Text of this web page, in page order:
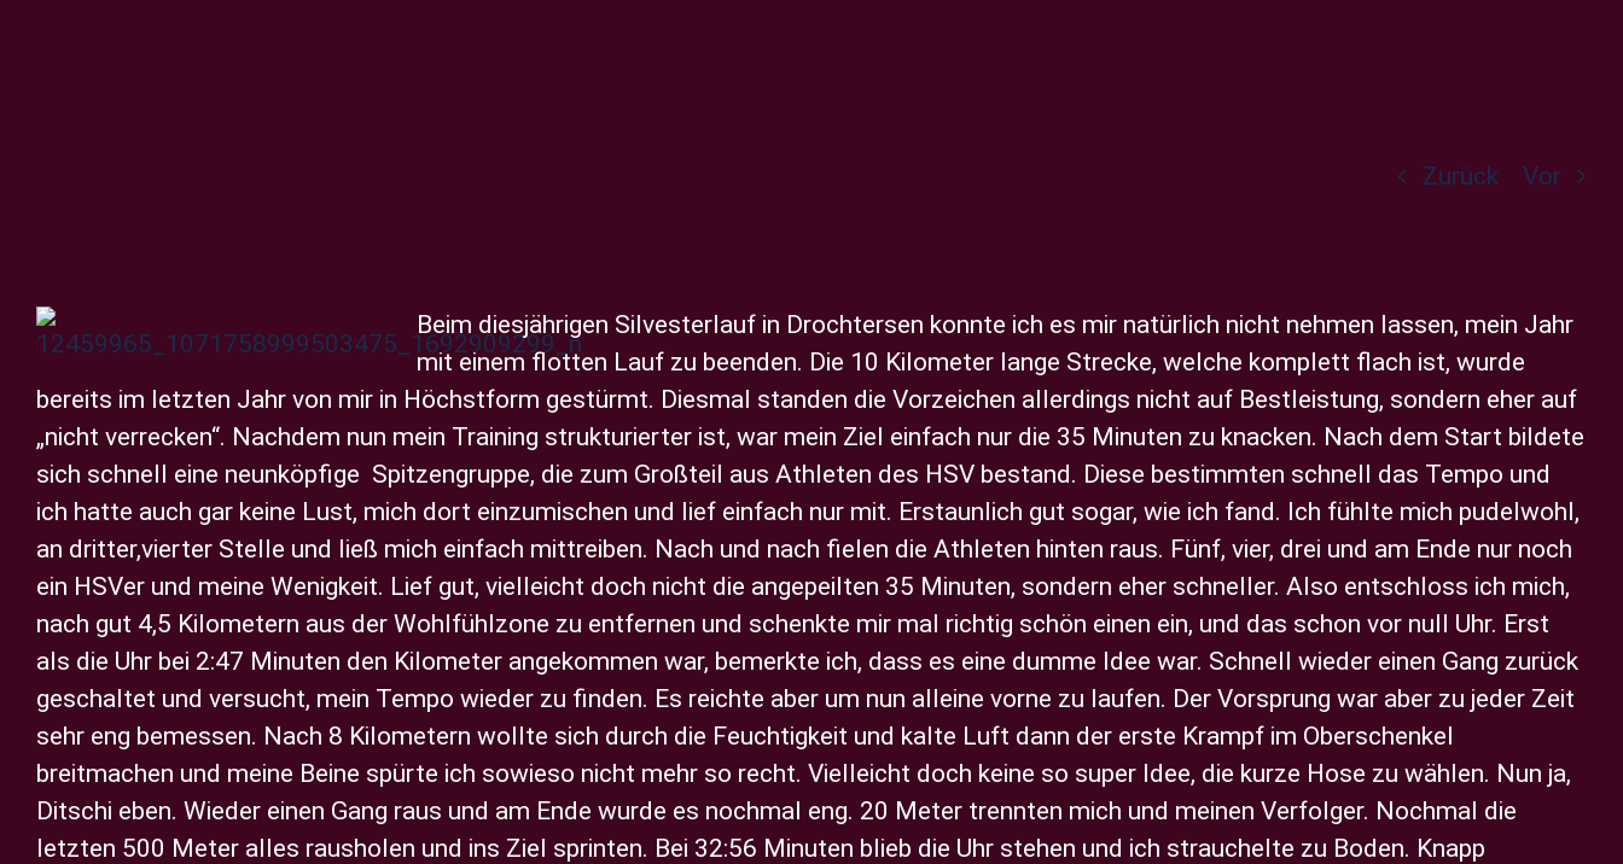
Zurück Vor
grösseres
Bild
Beim diesjährigen Silvesterlauf in Drochtersen konnte ich es mir natürlich nicht nehmen lassen, mein Jahr
mit einem flotten Lauf zu beenden. Die 10 Kilometer lange Strecke, welche komplett flach ist, wurde
bereits im letzten Jahr von mir in Höchstform gestürmt. Diesmal standen die Vorzeichen allerdings nicht auf Bestleistung, sondern eher auf
„nicht verrecken“. Nachdem nun mein Training strukturierter ist, war mein Ziel einfach nur die 35 Minuten zu knacken. Nach dem Start bildete
sich schnell eine neunköpfige Spitzengruppe, die zum Großteil aus Athleten des HSV bestand. Diese bestimmten schnell das Tempo und
ich hatte auch gar keine Lust, mich dort einzumischen und lief einfach nur mit. Erstaunlich gut sogar, wie ich fand. Ich fühlte mich pudelwohl,
an dritter,vierter Stelle und ließ mich einfach mittreiben. Nach und nach fielen die Athleten hinten raus. Fünf, vier, drei und am Ende nur noch
ein HSVer und meine Wenigkeit. Lief gut, vielleicht doch nicht die angepeilten 35 Minuten, sondern eher schneller. Also entschloss ich mich,
nach gut 4,5 Kilometern aus der Wohlfühlzone zu entfernen und schenkte mir mal richtig schön einen ein, und das schon vor null Uhr. Erst
als die Uhr bei 2:47 Minuten den Kilometer angekommen war, bemerkte ich, dass es eine dumme Idee war. Schnell wieder einen Gang zurück
geschaltet und versucht, mein Tempo wieder zu finden. Es reichte aber um nun alleine vorne zu laufen. Der Vorsprung war aber zu jeder Zeit
sehr eng bemessen. Nach 8 Kilometern wollte sich durch die Feuchtigkeit und kalte Luft dann der erste Krampf im Oberschenkel
breitmachen und meine Beine spürte ich sowieso nicht mehr so recht. Vielleicht doch keine so super Idee, die kurze Hose zu wählen. Nun ja,
Ditschi eben. Wieder einen Gang raus und am Ende wurde es nochmal eng. 20 Meter trennten mich und meinen Verfolger. Nochmal die
letzten 500 Meter alles rausholen und ins Ziel sprinten. Bei 32:56 Minuten blieb die Uhr stehen und ich strauchelte zu Boden. Knapp